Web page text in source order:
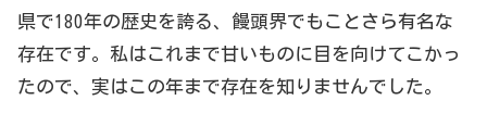
県で180年の歴史を誇る、饅頭界でもことさら有名な
存在です。私はこれまで甘いものに目を向けてこかっ
たので、実はこの年まで存在を知りませんでした。